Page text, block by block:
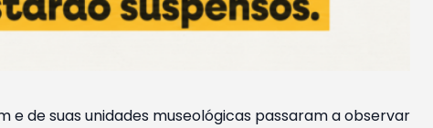
e de suas unidades museológicas passaram a observar